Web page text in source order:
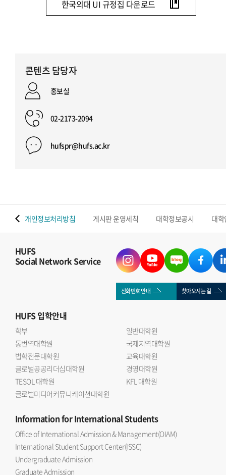
한국외대 UI 규정집 다운로드
콘텐츠 담당자
홍보실
02-2173-2094
hufspr@hufs.ac.kr
개인정보처리방침 게시판 운영세칙 대학정보공시 대
HUFS
Social Network Service
전화번호 안내 찾아오시는 길
HUFS입학안내
학부
일반대학원
통번역대학원
국제지역대학원
법학전문대학원
교육대학원
글로벌공공리더십대학원
경영대학원
TESOL 대학원
KFL 대학원
글로벌미디어커뮤니케이션대학원
Informationfor International Students
Office of International Admission & Management(OIAM)
International Student Support Center(ISSC)
Undergraduate Admission
Graduate Admission